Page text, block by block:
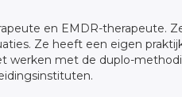
en EMDR-therapeute.
Ze heeft een eigen
werken met de duplo-